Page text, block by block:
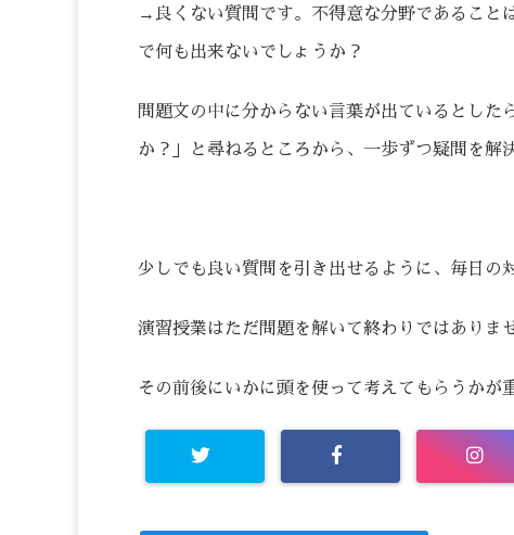
→良くない質問です。不得意な分野であること
で何も出来ないでしょうか？
問題文の中に分からない言葉が出ているとし
か？」と尋ねるところから、一歩ずつ疑問を解
少しでも良い質問を引き出せるように、毎日の
演習授業はただ問題を解いて終わりではありま
その前後にいかに頭を使って考えてもらうかが